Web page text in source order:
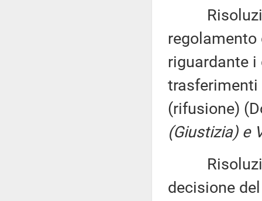
regolamento
riguardante
(rifusione)
(Giustizia) e
decisione